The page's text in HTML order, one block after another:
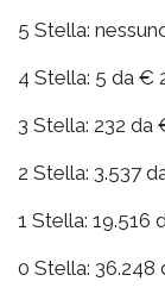
5 Stella:
4 Stella: 5 da €
3 Stella: 232 da
2 Stella: 3.537
1 Stella: 19.516
0 Stella: 36.248